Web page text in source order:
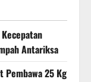
Antariksa
Pembawa 25 Kg